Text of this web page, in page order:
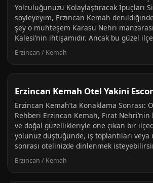
Yolculuğunuzu Kolaylaştıracak İpuçları
söyleyeyim, Erzincan Kemah
şey o muhteşem Karasu Nehri
Kalesi’nin ihtişamıdır. Ancak bu güzel
Erzincan / Kemah
Erzincan Kemah Otel Yakini
Erzincan Kemah’ta Konaklama Sonrası:
Rehberi Erzincan Kemah, Fırat Nehri’nin
ve doğal güzellikleriyle öne çıkan bir
yolunuz düştüğünde, iş toplantıları
sonrası otelinizde dinlenmek
Erzincan / Kemah